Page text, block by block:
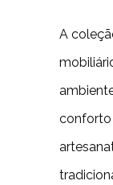
A
conforto